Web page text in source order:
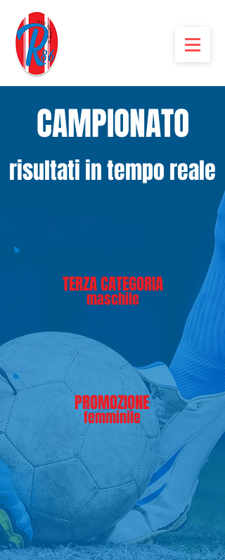
CAMPIONATO
risultati in tempo reale
TERZA CATEGORIA
maschile
PROMOZIONE
femminile